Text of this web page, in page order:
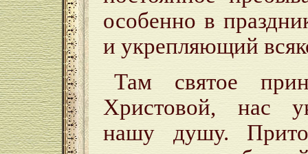
особенно в
и укрепляющий
Там святое
Христовой, нас
нашу душу.